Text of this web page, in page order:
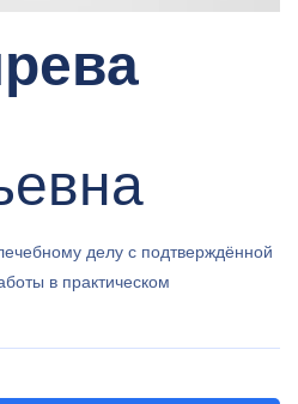
делу с подтверждённой
в практическом